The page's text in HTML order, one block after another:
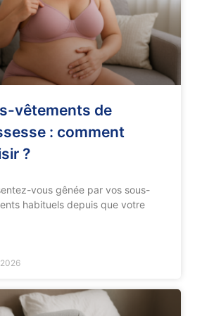
vêtements de
: comment
?
vous gênée par vos sous-
habituels depuis que votre